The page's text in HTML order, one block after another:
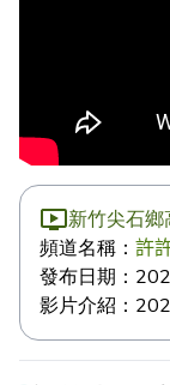
新竹尖石
頻道名稱： 許
發布日期：
影片介紹：